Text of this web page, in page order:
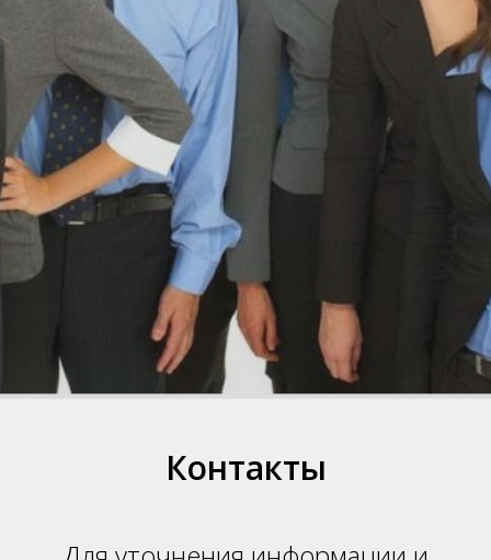
Контакты